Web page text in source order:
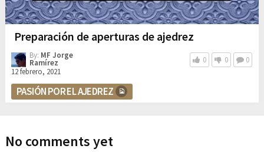
Preparación de aperturas de ajedrez
By: MF Jorge
Ramírez
12 febrero, 2021
0 0 0
PASIÓN POR EL AJEDREZ
No comments yet